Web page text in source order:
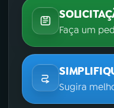
Faça um
Sugira